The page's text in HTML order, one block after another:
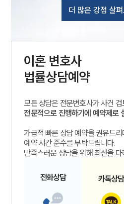
더 많은 강점 살펴
이혼 변호사
법률상담예약
모든 상담은 전문변호사가 사건 검
전문적으로 진행하기에 예약제로
가급적 빠른 상담 예약을 권유드리
예약 시간 준수를 부탁드립니다.
만족스러운 상담을 위해 최선을 다
전화상담 카톡상담